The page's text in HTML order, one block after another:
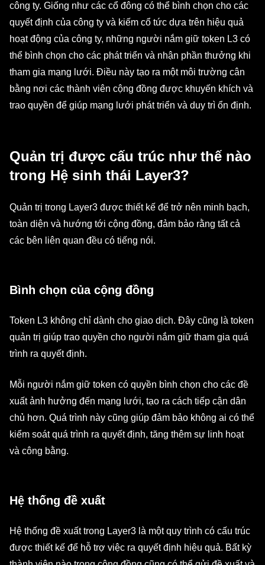
công ty. Giống như các cổ đông có thể bình chọn cho các
quyết định của công ty và kiếm cổ tức dựa trên hiệu quả
hoạt động của công ty, những người nắm giữ token L3 có
thể bình chọn cho các phát triển và nhận phần thưởng khi
tham gia mạng lưới. Điều này tạo ra một môi trường cân
bằng nơi các thành viên cộng đồng được khuyến khích và
trao quyền để giúp mạng lưới phát triển và duy trì ổn định.
Quản trị được cấu trúc như thế nào
trong Hệ sinh thái Layer3?
Quản trị trong Layer3 được thiết kế để trở nên minh bạch,
toàn diện và hướng tới cộng đồng, đảm bảo rằng tất cả
các bên liên quan đều có tiếng nói.
Bình chọn của cộng đồng
Token L3 không chỉ dành cho giao dịch. Đây cũng là token
quản trị giúp trao quyền cho người nắm giữ tham gia quá
trình ra quyết định.
Mỗi người nắm giữ token có quyền bình chọn cho các đề
xuất ảnh hưởng đến mạng lưới, tạo ra cách tiếp cận dân
chủ hơn. Quá trình này cũng giúp đảm bảo không ai có thể
kiểm soát quá trình ra quyết định, tăng thêm sự linh hoạt
và công bằng.
Hệ thống đề xuất
Hệ thống đề xuất trong Layer3 là một quy trình có cấu trúc
được thiết kế để hỗ trợ việc ra quyết định hiệu quả. Bất kỳ